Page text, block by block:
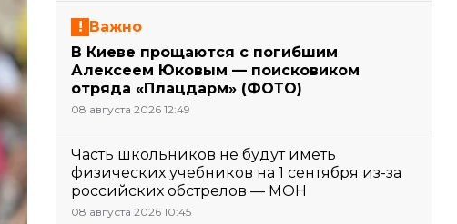
Важно
В Киеве прощаются с погибшим
Алексеем Юковым — поисковиком
отряда «Плацдарм» (ФОТО)
08 августа 2026 12:49
Часть школьников не будут иметь
физических учебников на 1 сентября из-за
российских обстрелов — МОН
08 августа 2026 10:45